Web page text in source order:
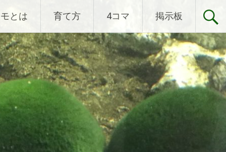
とは 育て方 4コマ 掲示板